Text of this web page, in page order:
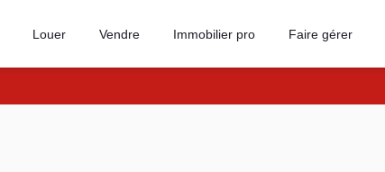
Louer Vendre Immobilier pro Faire gérer